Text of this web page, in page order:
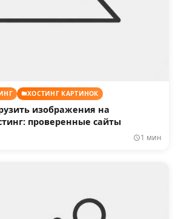
ХОСТИНГ КАРТИНОК
изображения на
проверенные сайты
1 мин